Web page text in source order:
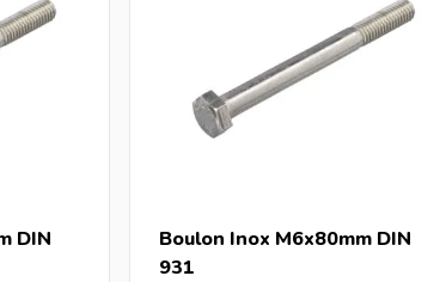
DIN
Boulon Inox M6x80mm DIN
931